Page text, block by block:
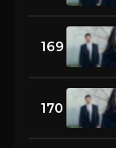
169
170